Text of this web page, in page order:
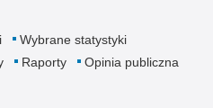
Wybrane statystyki
Raporty Opinia publiczna